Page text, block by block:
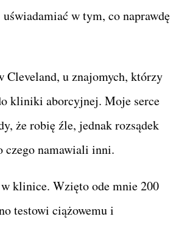
w tym, co naprawdę
Cleveland, u znajomych, którzy
kliniki aborcyjnej. Moje serce
że robię źle, jednak rozsądek
czego namawiali inni.
w klinice. Wzięto ode mnie 200
testowi ciążowemu i